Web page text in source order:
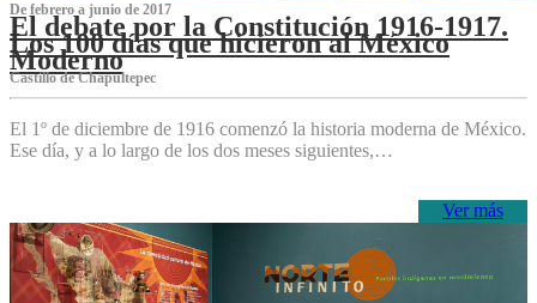
De febrero a junio de 2017
El debate por la Constitución 1916-1917.
Los 100 días que hicieron al México
Moderno
Castillo de Chapultepec
El 1º de diciembre de 1916 comenzó la historia moderna de México.
Ese día, y a lo largo de los dos meses siguientes,…
Ver más